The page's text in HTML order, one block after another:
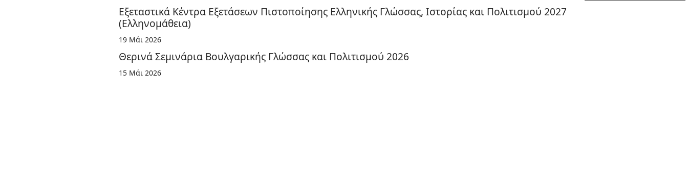
Εξεταστικά Κέντρα Εξετάσεων Πιστοποίησης Ελληνικής Γλώσσας, Ιστορίας και Πολιτισμού 2027
(Ελληνομάθεια)
19 Μάι 2026
Θερινά Σεμινάρια Βουλγαρικής Γλώσσας και Πολιτισμού 2026
15 Μάι 2026